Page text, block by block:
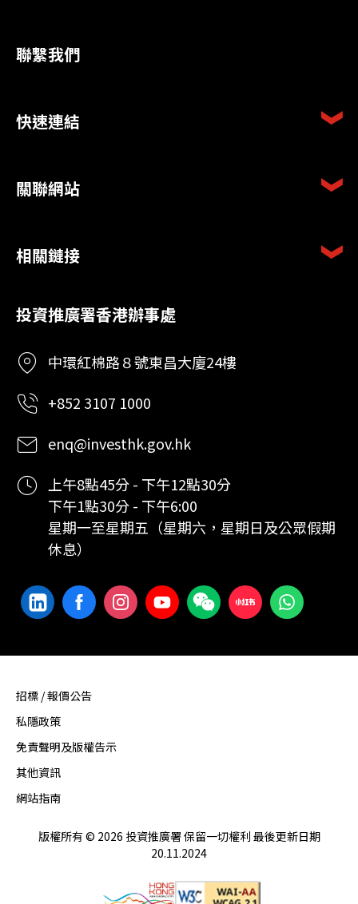
聯繫我們
快速連結
關聯網站
相關鏈接
投資推廣署香港辦事處
中環紅棉路８號東昌大廈24樓
+852 3107 1000
enq@investhk.gov.hk
上午8點45分 - 下午12點30分
下午1點30分 - 下午6:00
星期一至星期五（星期六，星期日及公眾假期
休息）
招標 / 報價公告
私隱政策
免責聲明及版權告示
其他資訊
網站指南
版權所有 © 2026 投資推廣署 保留一切權利 最後更新日期
20.11.2024